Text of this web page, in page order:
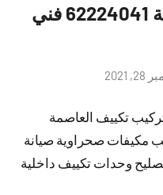
رقم فني تكييف العاصمة 62224041 فني
2021
تعليقات
تكييف العاصمة
مكيفات صحراوية صيانة
وحدات تكييف داخلية